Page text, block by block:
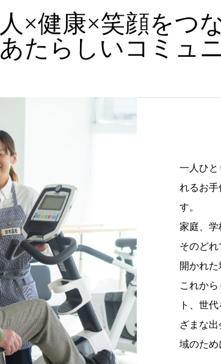
サービス
人×健康×笑顔をつな
あたらしいコミュ
一人ひと
れるお手
す。
家庭、
そのどれ
開かれた
これか
ト、世
ざまな
域のため